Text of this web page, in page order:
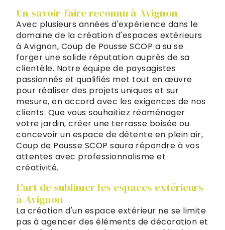
Un savoir-faire reconnu à Avignon
Avec plusieurs années d'expérience dans le
domaine de la création d'espaces extérieurs
à Avignon, Coup de Pousse SCOP a su se
forger une solide réputation auprès de sa
clientèle. Notre équipe de paysagistes
passionnés et qualifiés met tout en œuvre
pour réaliser des projets uniques et sur
mesure, en accord avec les exigences de nos
clients. Que vous souhaitiez réaménager
votre jardin, créer une terrasse boisée ou
concevoir un espace de détente en plein air,
Coup de Pousse SCOP saura répondre à vos
attentes avec professionnalisme et
créativité.
L'art de sublimer les espaces extérieurs
à Avignon
La création d'un espace extérieur ne se limite
pas à agencer des éléments de décoration et